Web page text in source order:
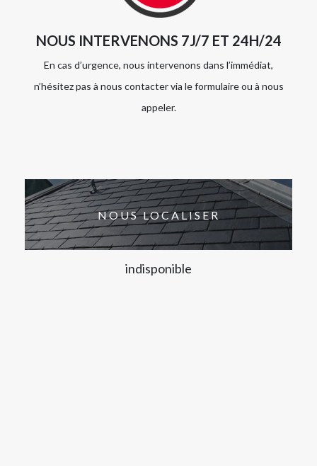
NOUS INTERVENONS 7J/7 ET 24H/24
En cas d’urgence, nous intervenons dans l’immédiat,
n’hésitez pas à nous contacter via le formulaire ou à nous
appeler.
NOUS LOCALISER
indisponible